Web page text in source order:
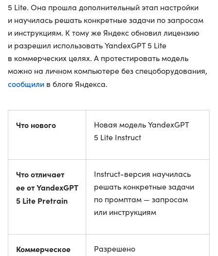
5 Lite. Она прошла дополнительный этап настройки
и научилась решать конкретные задачи по запросам
и инструкциям. К тому же Яндекс обновил лицензию
и разрешил использовать YandexGPT 5 Lite
в коммерческих целях. А протестировать модель
можно на личном компьютере без спецоборудования,
сообщили в блоге Яндекса.
Что нового
Новая модель YandexGPT
5 Lite Instruct
Что отличает
ее от YandexGPT
5 Lite Pretrain
Instruct-версия научилась
решать конкретные задачи
по промптам — запросам
или инструкциям
Коммерческое
Разрешено